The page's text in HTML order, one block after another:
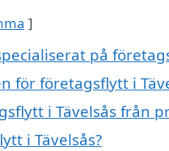
på
för företagsflytt i
i Tävelsås från
i Tävelsås?